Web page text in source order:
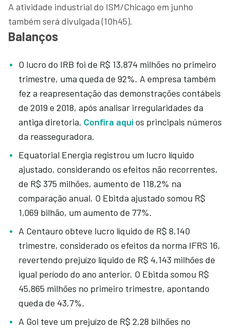
A atividade industrial do ISM/Chicago em junho
também será divulgada (10h45).
Balanços
O lucro do IRB foi de R$ 13,874 milhões no primeiro
trimestre, uma queda de 92%. A empresa também
fez a reapresentação das demonstrações contábeis
de 2019 e 2018, após analisar irregularidades da
antiga diretoria. Confira aquios principais números
da reasseguradora.
Equatorial Energia registrou um lucro líquido
ajustado, considerando os efeitos não recorrentes,
de R$ 375 milhões, aumento de 118,2% na
comparação anual. O Ebitda ajustado somou R$
1,069 bilhão, um aumento de 77%.
A Centauro obteve lucro líquido de R$ 8,140
trimestre, considerado os efeitos da norma IFRS 16,
revertendo prejuízo líquido de R$ 4,143 milhões de
igual período do ano anterior. O Ebitda somou R$
45,865 milhões no primeiro trimestre, apontando
queda de 43,7%.
A Gol teve um prejuízo de R$ 2,28 bilhões no